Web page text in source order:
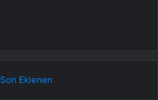
Son Eklenen